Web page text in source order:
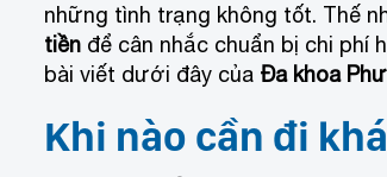
những tình trạng không tốt. Thế
tiền để cân nhắc chuẩn bị chi phí
bài viết dưới đây của Đa khoa
Khi nào cần đi